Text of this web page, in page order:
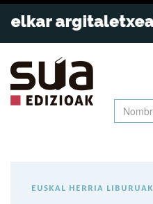
EUSKAL HERRIA LIBURUAK